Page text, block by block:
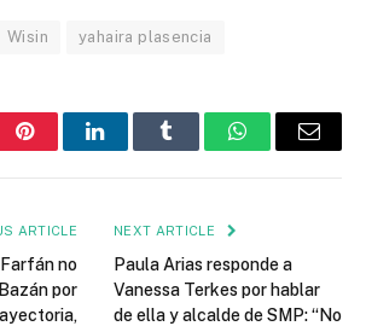
Wisin yahaira plasencia
PinterestLinkedInTumblr WhatsAppEmail
ARTICLE
no
por
NEXT ARTICLE
Paula Arias responde a
Vanessa Terkes por hablar
de ella y alcalde de SMP: “No